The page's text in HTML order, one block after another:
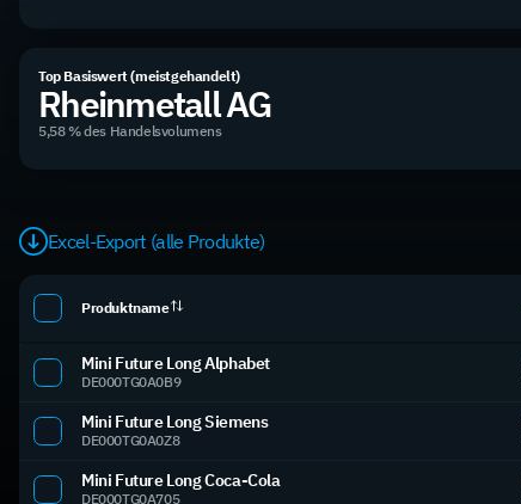
Top Basiswert (meistgehandelt)
Rheinmetall AG
5,58 % des Handelsvolumens
Excel-Export (alle Produkte)
Produktname
Mini Future Long Alphabet
DE000TG0A0B9
Mini Future Long Siemens
DE000TG0A0Z8
Mini Future Long Coca-Cola
DE000TG0A705